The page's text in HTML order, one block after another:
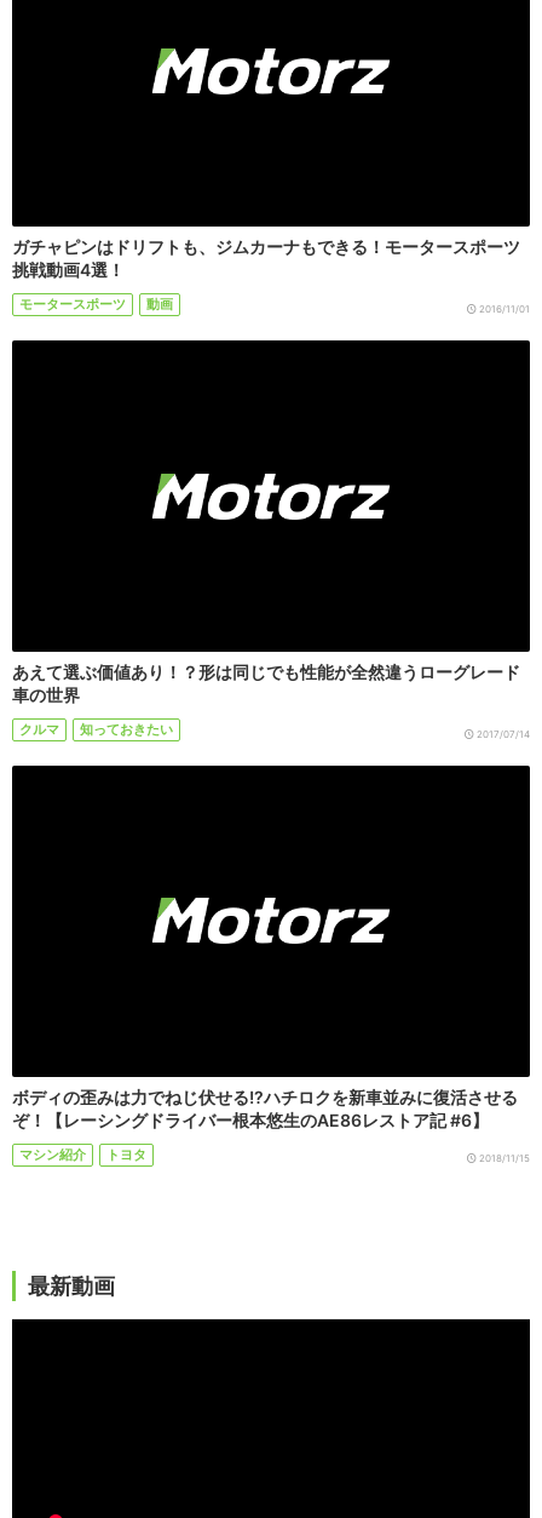
ガチャピンはドリフトも、ジムカーナもできる！モータースポーツ
挑戦動画4選！
モータースポーツ 動画 2016/11/01
あえて選ぶ価値あり！？形は同じでも性能が全然違うローグレード
車の世界
クルマ 知っておきたい 2017/07/14
ボディの歪みは力でねじ伏せる!?ハチロクを新車並みに復活させる
ぞ！【レーシングドライバー根本悠生のAE86レストア記 #6】
マシン紹介 トヨタ 2018/11/15
最新動画